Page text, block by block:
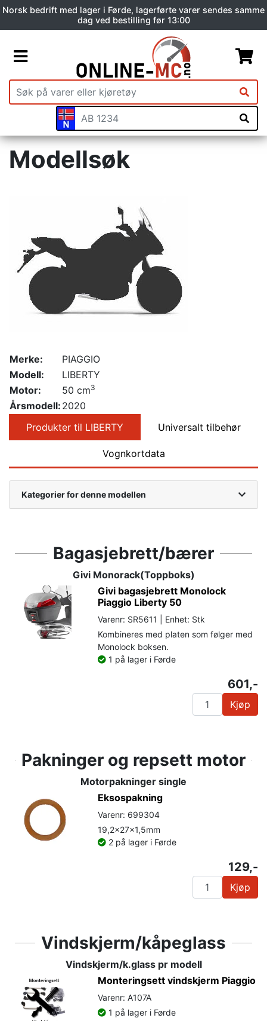
Norsk bedrift med lager i Førde, lagerførte varer sendes samme
dag ved bestilling før 13:00
Modellsøk
Merke:
PIAGGIO
Modell:
LIBERTY
Motor:
50 cm3
Årsmodell: 2020
Produkter til LIBERTY
Universalt tilbehør
Vognkortdata
Kategorier for denne modellen
Bagasjebrett/bærer
Givi Monorack(Toppboks)
Givi bagasjebrett Monolock
Piaggio Liberty 50
Varenr: SR5611 | Enhet: Stk
Kombineres med platen som følger med
Monolock boksen.
1 på lager i Førde
601,-
Kjøp
Pakninger og repsett motor
Motorpakninger single
Eksospakning
Varenr: 699304
19,2x27x1,5mm
2 på lager i Førde
129,-
Kjøp
Vindskjerm/kåpeglass
Vindskjerm/k.glass pr modell
Monteringsett vindskjerm Piaggio
Varenr: A107A
1 på lager i Førde